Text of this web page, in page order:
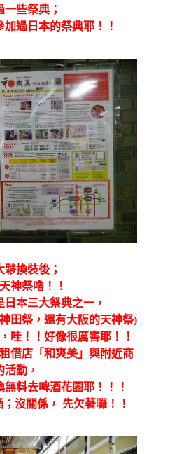
些祭典；
過日本的祭典耶！！
換裝後；
神祭嚕！！
本三大祭典之一，
田祭，還有大阪的天神祭)
哇！！好像很厲害耶！！
借店「和爽美」與附近商
活動，
料去啤酒花園耶！！！
沒關係， 先欠著囉！！